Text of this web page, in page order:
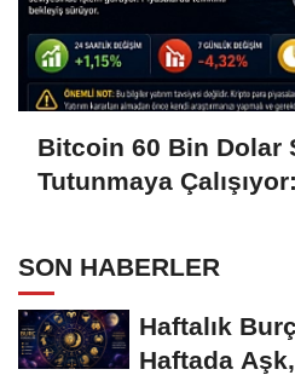
Bitcoin 60 Bin Dolar
Tutunmaya
SON HABERLER
Haftalık
Haftada